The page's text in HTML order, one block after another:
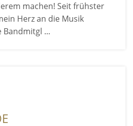
machen! Seit frühster
Herz an die Musik
...